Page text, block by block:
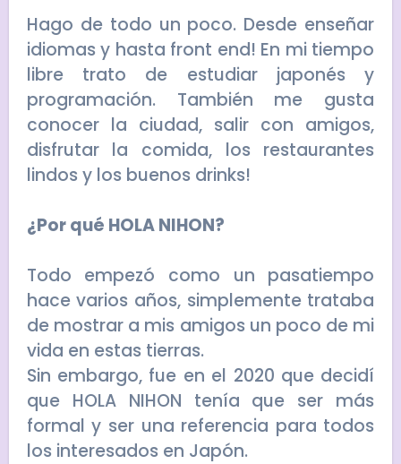
Hago de todo un poco. Desde enseñar
idiomas y hasta front end! En mi tiempo
libre trato de estudiar japonés y
programación. También me gusta
conocer la ciudad, salir con amigos,
disfrutar la comida, los restaurantes
lindos y los buenos drinks!
¿Por qué HOLA NIHON?
Todo empezó como un pasatiempo
hace varios años, simplemente trataba
de mostrar a mis amigos un poco de mi
vida en estas tierras.
Sin embargo, fue en el 2020 que decidí
que HOLA NIHON tenía que ser más
formal y ser una referencia para todos
los interesados en Japón.